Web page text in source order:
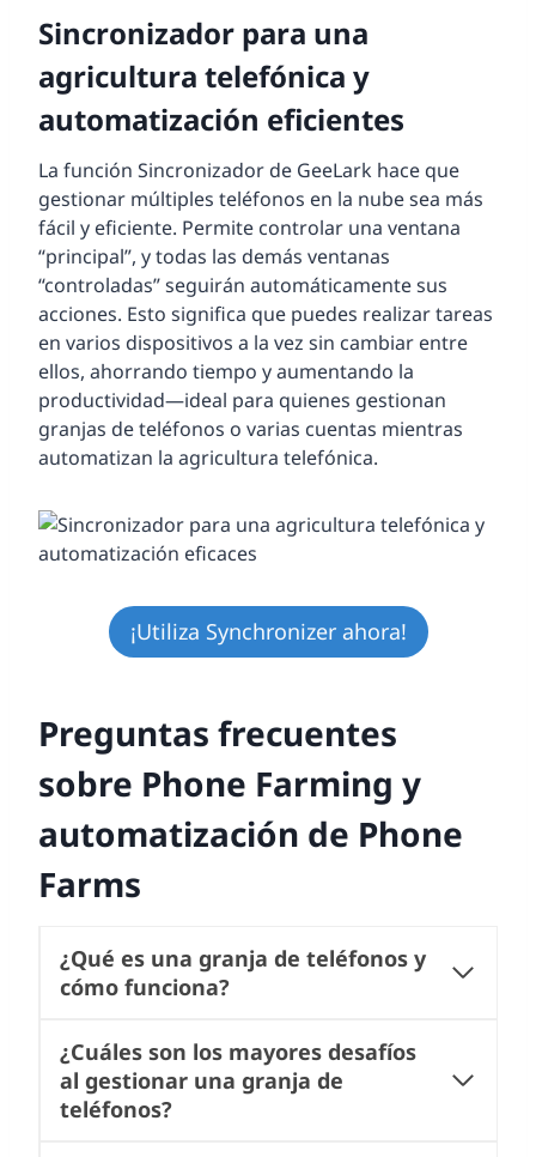
Sincronizador para una
agricultura telefónica y
automatización eficientes
La función Sincronizador de GeeLark hace que
gestionar múltiples teléfonos en la nube sea más
fácil y eficiente. Permite controlar una ventana
“principal”, y todas las demás ventanas
“controladas” seguirán automáticamente sus
acciones. Esto significa que puedes realizar tareas
en varios dispositivos a la vez sin cambiar entre
ellos, ahorrando tiempo y aumentando la
productividad—ideal para quienes gestionan
granjas de teléfonos o varias cuentas mientras
automatizan la agricultura telefónica.
¡Utiliza Synchronizer ahora!
Preguntas frecuentes
sobre Phone Farming y
automatización de Phone
Farms
¿Qué es una granja de teléfonos y
cómo funciona?
¿Cuáles son los mayores desafíos
al gestionar una granja de
teléfonos?